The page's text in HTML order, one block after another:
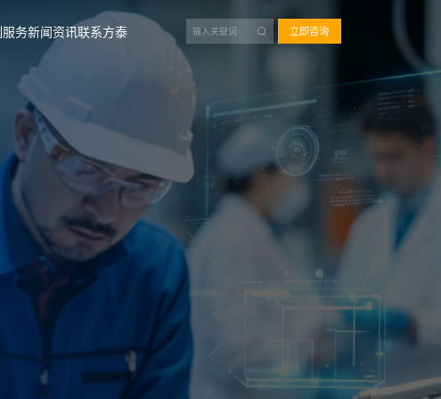
服务新闻资讯联系方泰 立即咨询